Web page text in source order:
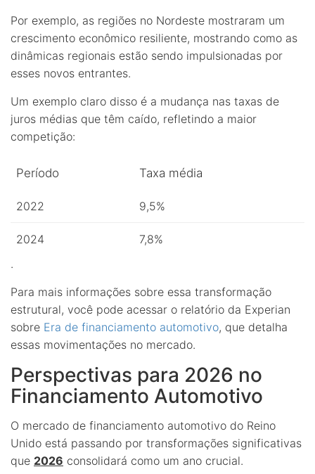
Por exemplo, as regiões no Nordeste mostraram um
crescimento econômico resiliente, mostrando como as
dinâmicas regionais estão sendo impulsionadas por
esses novos entrantes.
Um exemplo claro disso é a mudança nas taxas de
juros médias que têm caído, refletindo a maior
competição:
Período Taxa média
2022 9,5%
2024
7,8%
.
Para mais informações sobre essa transformação
estrutural, você pode acessar o relatório da Experian
sobre Era de financiamento automotivo, que detalha
essas movimentações no mercado.
Perspectivas para 2026 no
Financiamento Automotivo
O mercado de financiamento automotivo do Reino
Unido está passando por transformações significativas
que 2026 consolidará como um ano crucial.